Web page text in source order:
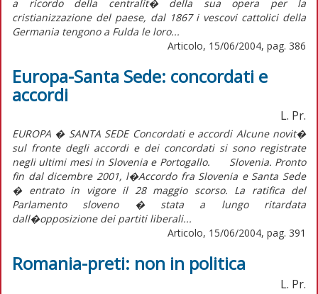
a ricordo della centralit� della sua opera per la
cristianizzazione del paese, dal 1867 i vescovi cattolici della
Germania tengono a Fulda le loro...
Articolo, 15/06/2004, pag. 386
Europa-Santa Sede: concordati e
accordi
L. Pr.
EUROPA � SANTA SEDE Concordati e accordi Alcune novit�
sul fronte degli accordi e dei concordati si sono registrate
negli ultimi mesi in Slovenia e Portogallo. Slovenia. Pronto
fin dal dicembre 2001, l�Accordo fra Slovenia e Santa Sede
� entrato in vigore il 28 maggio scorso. La ratifica del
Parlamento sloveno � stata a lungo ritardata
dall�opposizione dei partiti liberali...
Articolo, 15/06/2004, pag. 391
Romania-preti: non in politica
L. Pr.